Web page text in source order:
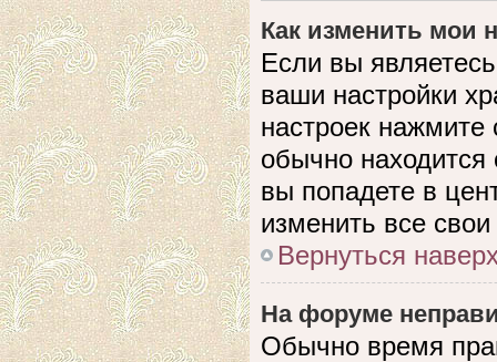
Как изменить мои
Если вы
ваши настройки
настроек нажмите
обычно
вы попадете в
изменить все свои
Вернуться
На форуме
Обычно время